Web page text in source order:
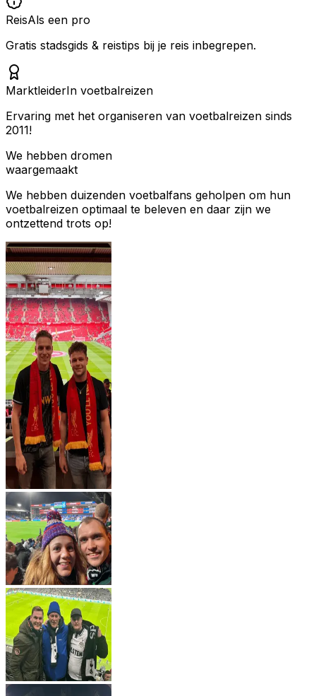
ReisAls een pro
Gratis stadsgids & reistips bij je reis inbegrepen.
MarktleiderIn voetbalreizen
Ervaring met het organiseren van voetbalreizen sinds
2011!
We hebben dromen
waargemaakt
We hebben duizenden voetbalfans geholpen om hun
voetbalreizen optimaal te beleven en daar zijn we
ontzettend trots op!